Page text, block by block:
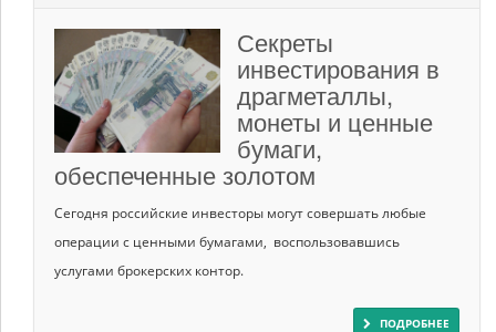
Секреты
инвестирования в
драгметаллы,
монеты и ценные
бумаги,
обеспеченные золотом
Сегодня российские инвесторы могут совершать любые
операции с ценными бумагами, воспользовавшись
услугами брокерских контор.
ПОДРОБНЕЕ